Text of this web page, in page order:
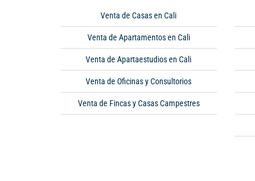
Venta de Casas en Cali
Venta de Apartamentos en Cali
Venta de Apartaestudios en Cali
Venta de Oficinas y Consultorios
Venta de Fincas y Casas Campestres